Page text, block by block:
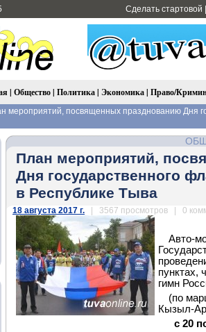
Сделать стартовой
| Общество| Политика| Экономика| Право/
мероприятий, посвященных празднованию Дня
План мероприятий,
Дня государственного
в Республике Тыва
18 августа 2017 г. | 3567 просмотров | 0
Авто-
пунктах,
гимн
(по
Кызыл-
с 20